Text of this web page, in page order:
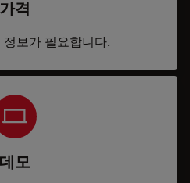
가격
보가 필요합니다.
데모